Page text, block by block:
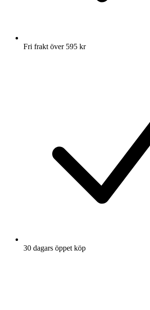
Fri frakt över 595 kr
30 dagars öppet köp